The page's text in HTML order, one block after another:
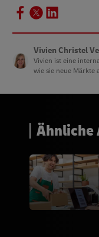
Vivien Christel
Vivien ist eine
wie sie neue Märkte